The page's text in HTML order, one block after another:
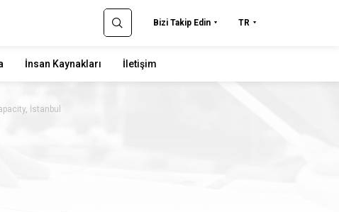
Bizi Takip Edin TR
İnsan Kaynakları İletişim
İstanbul